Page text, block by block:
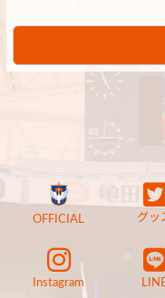
OFFICIAL グッ
Instagram